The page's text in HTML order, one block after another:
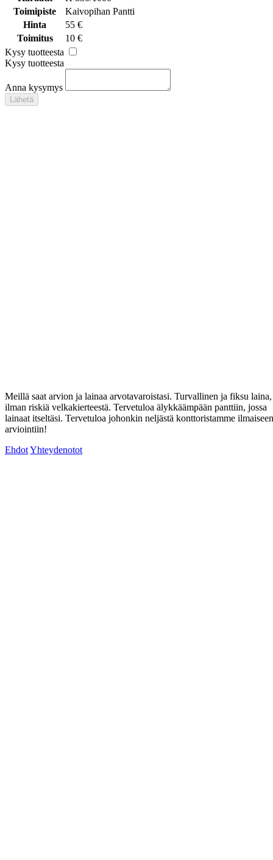
Toimipiste
Kaivopihan Pantti
Hinta
55 €
Toimitus
10 €
Kysy tuotteesta
Kysy tuotteesta
Anna kysymys
Lähetä
Meillä saat arvion ja lainaa arvotavaroistasi. Turvallinen ja fiksu laina,
ilman riskiä velkakierteestä. Tervetuloa älykkäämpään panttiin, jossa
lainaat itseltäsi. Tervetuloa johonkin neljästä konttoristamme ilmaiseen
arviointiin!
EhdotYhteydenotot